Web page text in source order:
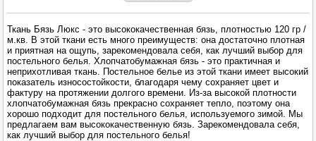
Ткань Бязь Люкс - это высококачественная бязь, плотностью 120 гр /
м.кв. В этой ткани есть много преимуществ: она достаточно плотная
и приятная на ощупь, зарекомендовала себя, как лучший выбор для
постельного белья. Хлопчатобумажная бязь - это практичная и
неприхотливая ткань. Постельное белье из этой ткани имеет высокий
показатель износостойкости, благодаря чему сохраняет цвет и
фактуру на протяжении долгого времени. Из-за высокой плотности
хлопчатобумажная бязь прекрасно сохраняет тепло, поэтому она
хорошо подходит для постельного белья, используемого зимой. Мы
предлагаем вам высококачественную бязь. Зарекомендовала себя,
как лучший выбор для постельного белья!